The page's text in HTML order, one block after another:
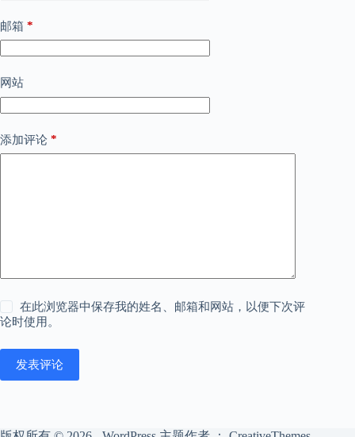
邮箱 *
网站
添加评论 *
在此浏览器中保存我的姓名、邮箱和网站，以便下次评
论时使用。
发表评论